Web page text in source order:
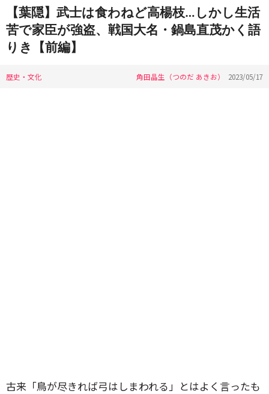
【葉隠】武士は食わねど高楊枝…しかし生活
苦で家臣が強盗、戦国大名・鍋島直茂かく語
りき【前編】
歴史・文化 角田晶生（つのだ あきお） 2023/05/17
古来「鳥が尽きれば弓はしまわれる」とはよく言ったも